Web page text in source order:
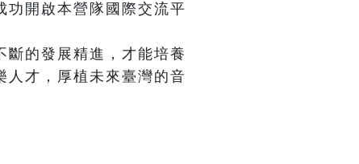
功開啟本營隊國際交流平
斷的發展精進，才能培養
人才，厚植未來臺灣的音